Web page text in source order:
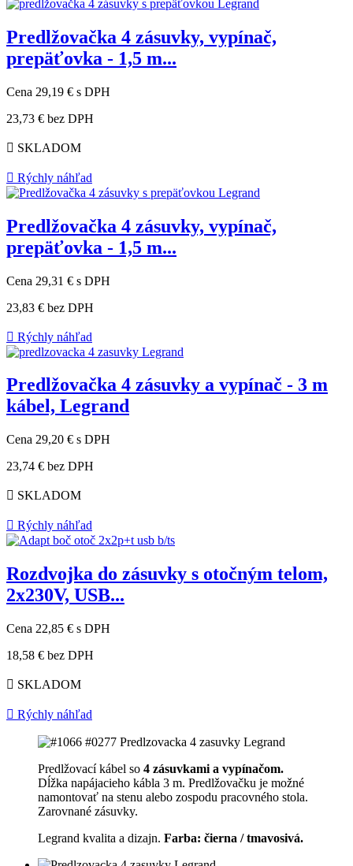
Predlžovačka 4 zásuvky, vypínač,
prepäťovka - 1,5 m...
Cena 29,19 € s DPH
23,73 € bez DPH
 SKLADOM
 Rýchly náhľad
Predlžovačka 4 zásuvky, vypínač,
prepäťovka - 1,5 m...
Cena 29,31 € s DPH
23,83 € bez DPH
 Rýchly náhľad
Predlžovačka 4 zásuvky a vypínač - 3 m
kábel, Legrand
Cena 29,20 € s DPH
23,74 € bez DPH
 SKLADOM
 Rýchly náhľad
Rozdvojka do zásuvky s otočným telom,
2x230V, USB...
Cena 22,85 € s DPH
18,58 € bez DPH
 SKLADOM
 Rýchly náhľad
Predlžovací kábel so 4 zásuvkami a vypínačom.
Dĺžka napájacieho kábla 3 m. Predlžovačku je možné
namontovať na stenu alebo zospodu pracovného stola.
Zarovnané zásuvky.
Legrand kvalita a dizajn. Farba: čierna / tmavosivá.